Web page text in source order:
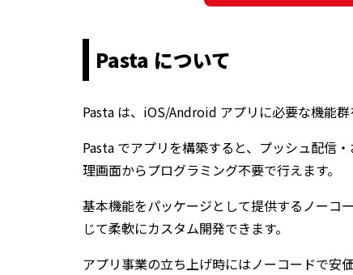
Pasta について
Pasta は、iOS/Android アプリに必要な機能
Pasta でアプリを構築すると、プッシュ配信
理画面からプログラミング不要で行えます。
基本機能をパッケージとして提供するノーコ
じて柔軟にカスタム開発できます。
アプリ事業の立ち上げ時にはノーコードで安